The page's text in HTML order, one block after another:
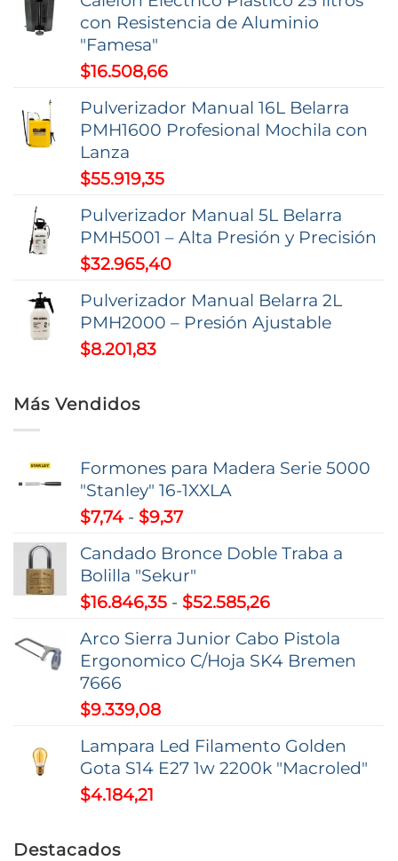
en
producto
elegir
en
producto
con Resistencia de Aluminio
"Famesa"
$16.508,66
Pulverizador Manual 16L Belarra
PMH1600 Profesional Mochila con
Lanza
$55.919,35
Pulverizador Manual 5L Belarra
PMH5001 – Alta Presión y Precisión
$32.965,40
Pulverizador Manual Belarra 2L
PMH2000 – Presión Ajustable
$8.201,83
Más Vendidos
Formones para Madera Serie 5000
"Stanley" 16-1XXLA
$7,74 - $9,37Rango
precios:
desde
$7,74
hasta
$9,37
Candado Bronce Doble Traba a
Bolilla "Sekur"
$16.846,35 - $52.585,26Rango
precios:
desde
$52.585,26
Arco Sierra Junior Cabo Pistola
Ergonomico C/Hoja SK4 Bremen
7666
$9.339,08
Lampara Led Filamento Golden
Gota S14 E27 1w 2200k "Macroled"
$4.184,21
Destacados